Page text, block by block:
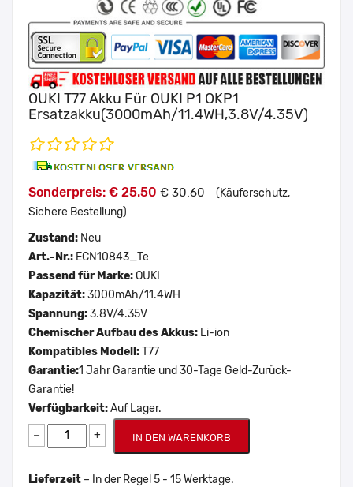
OUKI T77 Akku Für OUKI P1 OKP1
Ersatzakku(3000mAh/11.4WH,3.8V/4.35V)
Sonderpreis: € 25.50 € 30.60 (Käuferschutz,
Sichere Bestellung)
Zustand: Neu
Art.-Nr.: ECN10843_Te
Passend für Marke:OUKI
Kapazität:3000mAh/11.4WH
Spannung:3.8V/4.35V
Chemischer Aufbau des Akkus: Li-ion
Kompatibles Modell:T77
Garantie:1 Jahr Garantie und 30-Tage Geld-Zurück-
Garantie!
Verfügbarkeit:Auf Lager.
− + IN DEN WARENKORB
Lieferzeit – In der Regel 5 - 15 Werktage.